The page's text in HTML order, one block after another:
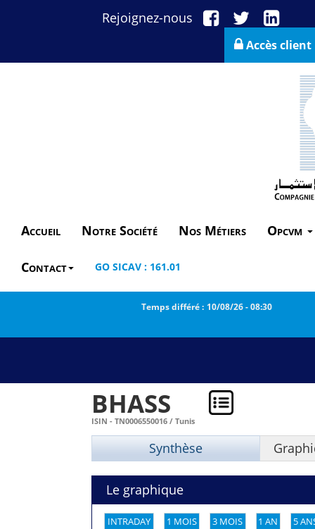
Rejoignez-nous
Accès client
Accueil Notre Société Nos Métiers Opcvm
Contact GO SICAV : 161.01
Temps différé : 10/08/26-08:30
BHASS
ISIN - TN0006550016 / Tunis
Synthèse
Le graphique
INTRADAY 1 MOIS 3 MOIS 1 AN 5